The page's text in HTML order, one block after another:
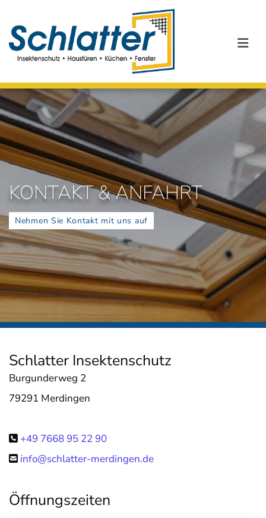
KONTAKT & ANFAHRT
Nehmen Sie Kontakt mit uns auf
Schlatter Insektenschutz
Burgunderweg 2
79291 Merdingen
 +49 7668 95 22 90
 info@schlatter-merdingen.de
Öffnungszeiten